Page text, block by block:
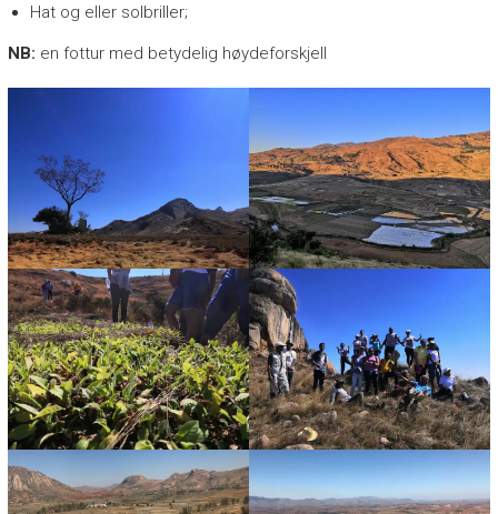
Hat og eller solbriller;
NB: en fottur med betydelig høydeforskjell